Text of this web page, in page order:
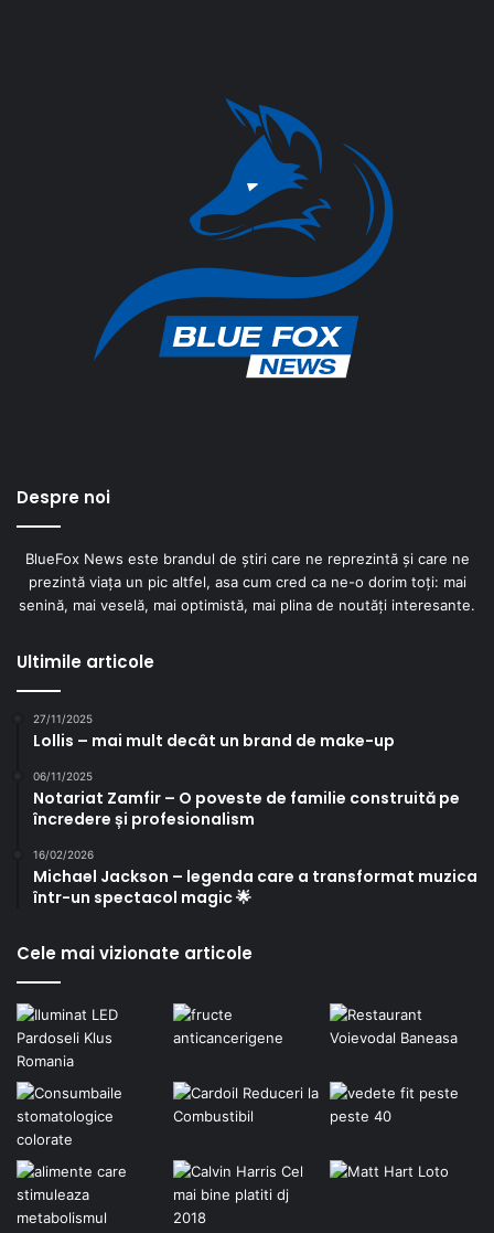
Despre noi
BlueFox News este brandul de știri care ne reprezintă și care ne
prezintă viața un pic altfel, asa cum cred ca ne-o dorim toți: mai
senină, mai veselă, mai optimistă, mai plina de noutăți interesante.
Ultimile articole
27/11/2025
Lollis – mai mult decât un brand de make-up
06/11/2025
Notariat Zamfir – O poveste de familie construită pe
încredere și profesionalism
16/02/2026
Michael Jackson – legenda care a transformat muzica
într-un spectacol magic 🌟
Cele mai vizionate articole